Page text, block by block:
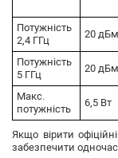
Потужність
2,4 ГГц
20 дБм
Потужність
5 ГГц
20 дБм
Макс.
потужність
6,5 Вт
Якщо вірити
забезпечити